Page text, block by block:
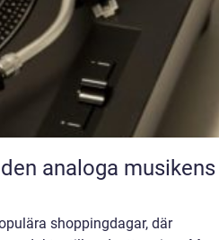
analoga musikens
shoppingdagar, där